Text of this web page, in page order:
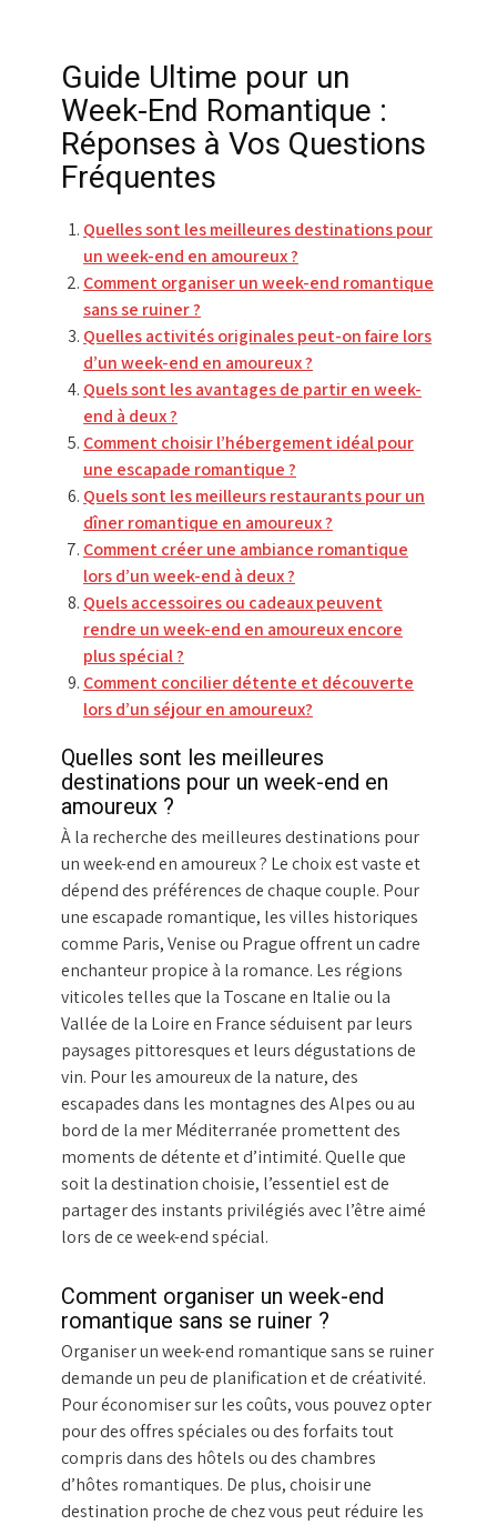
Guide Ultime pour un
Week-End Romantique :
Réponses à Vos Questions
Fréquentes
Quelles sont les meilleures destinations pour
un week-end en amoureux ?
Comment organiser un week-end romantique
sans se ruiner ?
Quelles activités originales peut-on faire lors
d’un week-end en amoureux ?
Quels sont les avantages de partir en week-
end à deux ?
Comment choisir l’hébergement idéal pour
une escapade romantique ?
Quels sont les meilleurs restaurants pour un
dîner romantique en amoureux ?
Comment créer une ambiance romantique
lors d’un week-end à deux ?
Quels accessoires ou cadeaux peuvent
rendre un week-end en amoureux encore
plus spécial ?
Comment concilier détente et découverte
lors d’un séjour en amoureux?
Quelles sont les meilleures
destinations pour un week-end en
amoureux ?
À la recherche des meilleures destinations pour
un week-end en amoureux ? Le choix est vaste et
dépend des préférences de chaque couple. Pour
une escapade romantique, les villes historiques
comme Paris, Venise ou Prague offrent un cadre
enchanteur propice à la romance. Les régions
viticoles telles que la Toscane en Italie ou la
Vallée de la Loire en France séduisent par leurs
paysages pittoresques et leurs dégustations de
vin. Pour les amoureux de la nature, des
escapades dans les montagnes des Alpes ou au
bord de la mer Méditerranée promettent des
moments de détente et d’intimité. Quelle que
soit la destination choisie, l’essentiel est de
partager des instants privilégiés avec l’être aimé
lors de ce week-end spécial.
Comment organiser un week-end
romantique sans se ruiner ?
Organiser un week-end romantique sans se ruiner
demande un peu de planification et de créativité.
Pour économiser sur les coûts, vous pouvez opter
pour des offres spéciales ou des forfaits tout
compris dans des hôtels ou des chambres
d’hôtes romantiques. De plus, choisir une
destination proche de chez vous peut réduire les